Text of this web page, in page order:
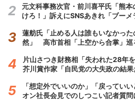
元文科事務次官・前川喜平氏「熊
けろ！」訴えにSNSあきれ「ブーメ
蓮舫氏「止める人は誰もいなかっ
然」 高市首相「上空から合掌」巡
片山さつき財務相「失われた28年
芥川賞作家「自民党の大失政の結果
「想定外でいいのか」「戻ってい
オン社長会見でのしつこい記者質問